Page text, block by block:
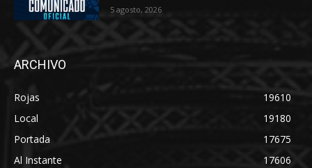
5 agosto, 2026
ARCHIVO
Rojas
19610
Local
19180
Portada
17675
Al Instante
17606